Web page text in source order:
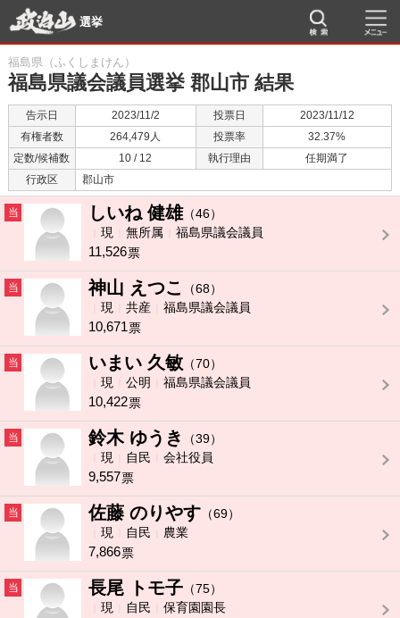
選挙
福島県（ふくしまけん）
福島県議会議員選挙 郡山市 結果
告示日 2023/11/2 投票日
2023/11/12
有権者数
264,479人 投票率
32.37%
定数/候補数
10 / 12 執行理由
任期満了
行政区
郡山市
当 しいね 健雄（46）
現
無所属 福島県議会議員
11,526票
当 神山 えつこ
（68）
現
共産 福島県議会議員
10,671票
当 いまい 久敏 （70）
現
公明 福島県議会議員
10,422票
当 鈴木 ゆうき
（39）
現
自民 会社役員
9,557票
当 佐藤 のりやす （69）
現
自民 農業
7,866票
当 長尾 トモ子 （75）
現
自民 保育園園長